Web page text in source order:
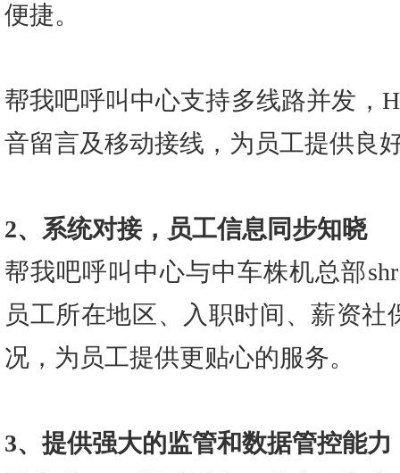
便捷。
帮我吧呼叫中心支持多线路并发，
音留言及移动接线，为员工提供良
2、系统对接，员工信息同步知晓
帮我吧呼叫中心与中车株机总部
员工所在地区、入职时间、薪资
况，为员工提供更贴心的服务。
3、提供强大的监管和数据管控能力